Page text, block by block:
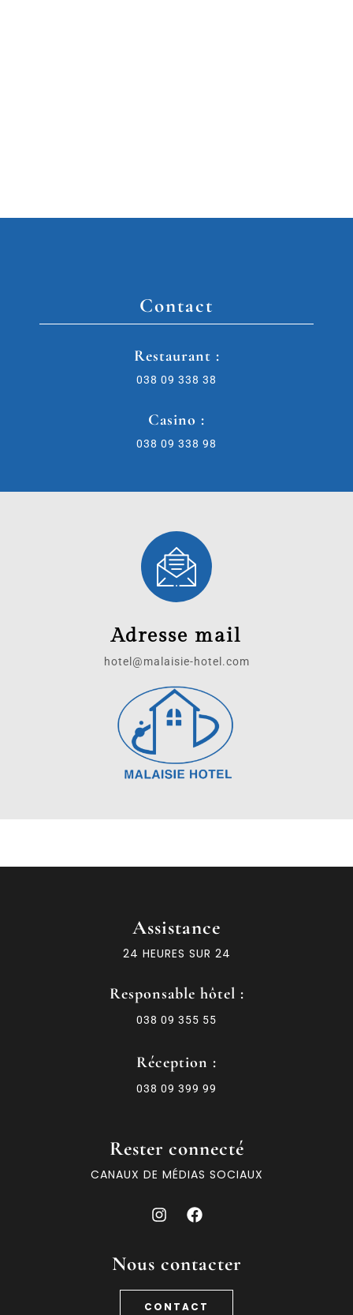
Contact
Restaurant :
038 09 338 38
Casino :
038 09 338 98
Adresse mail
hotel@malaisie-hotel.com
Assistance
24 HEURES SUR 24
Responsable hôtel :
038 09 355 55
Réception :
038 09 399 99
Rester connecté
CANAUX DE MÉDIAS SOCIAUX
Nous contacter
CONTACT